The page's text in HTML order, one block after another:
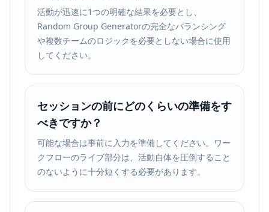
活動が迅速に1つの明確な結果を必要とし、
Random Group Generatorの完全なバランシング
や複数チームのロジックを必要としない場合に使用
してください。
セッションの前にどのくらいの準備をす
べきですか？
可能な場合は事前に入力を準備してください。ワー
クフローのライブ部分は、活動自体を圧倒すること
のないように十分短くする必要があります。